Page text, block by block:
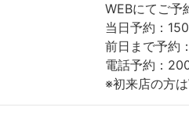
WEBにてご予
当日予約：
前日まで予約
電話予約：
※初来店の方